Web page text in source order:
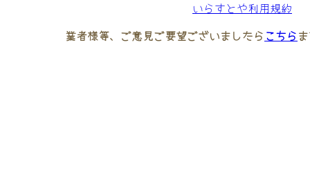
いらすとや利用規約
業者様等、ご意見ご要望ございましたら こちら